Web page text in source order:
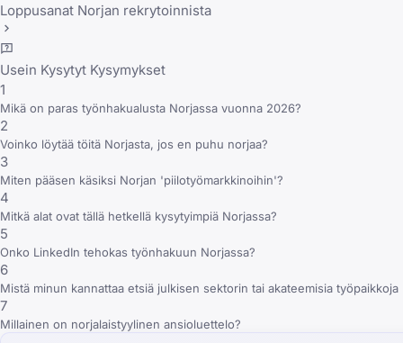
Loppusanat Norjan rekrytoinnista
Usein Kysytyt Kysymykset
1
Mikä on paras työnhakualusta Norjassa vuonna 2026?
2
Voinko löytää töitä Norjasta, jos en puhu norjaa?
3
Miten pääsen käsiksi Norjan 'piilotyömarkkinoihin'?
4
Mitkä alat ovat tällä hetkellä kysytyimpiä Norjassa?
5
Onko LinkedIn tehokas työnhakuun Norjassa?
6
Mistä minun kannattaa etsiä julkisen sektorin tai akateemisia työpaikkoja
7
Millainen on norjalaistyylinen ansioluettelo?